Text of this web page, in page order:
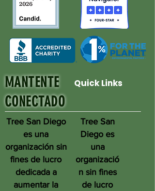
MANTENTE
CONECTADO
Quick Links
Tree San Diego
es una
organización sin
fines de lucro
dedicada a
aumentar la
Tree San
Diego es
una
organizació
n sin fines
de lucro